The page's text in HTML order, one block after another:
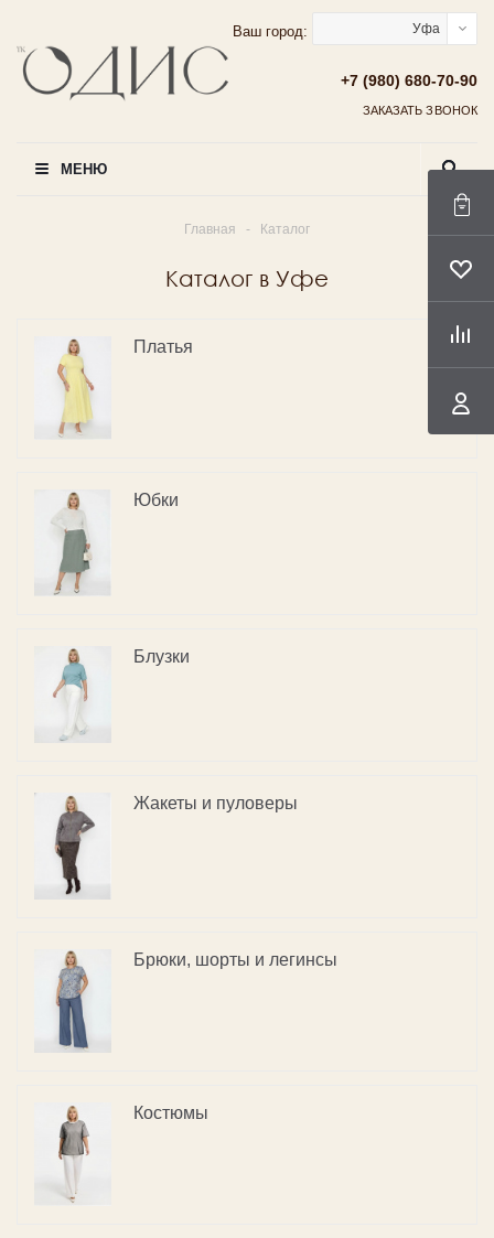
Ваш город: Уфа
+7 (980) 680-70-90
ЗАКАЗАТЬ ЗВОНОК
МЕНЮ
Главная - Каталог
Каталог в Уфе
Платья
Юбки
Блузки
Жакеты и пуловеры
Брюки, шорты и легинсы
Костюмы